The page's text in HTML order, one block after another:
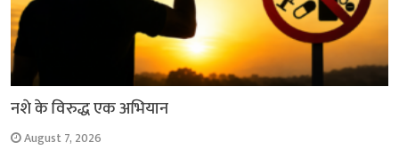
नशे के विरुद्ध एक अभियान
August 7, 2026